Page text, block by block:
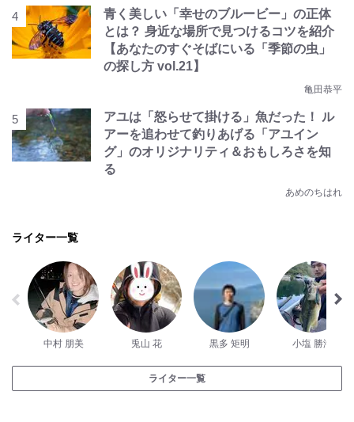
青く美しい「幸せのブルービー」の正体
とは？ 身近な場所で見つけるコツを紹介
【あなたのすぐそばにいる「季節の虫」
の探し方 vol.21】
亀田恭平
アユは「怒らせて掛ける」魚だった！ ル
アーを追わせて釣りあげる「アユイン
グ」のオリジナリティ＆おもしろさを知
る
あめのちはれ
ライター一覧
中村 朋美 兎山 花 黒多 矩明 小塩 勝海
ライター一覧